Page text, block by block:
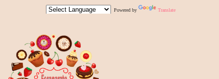
Powered by Translate